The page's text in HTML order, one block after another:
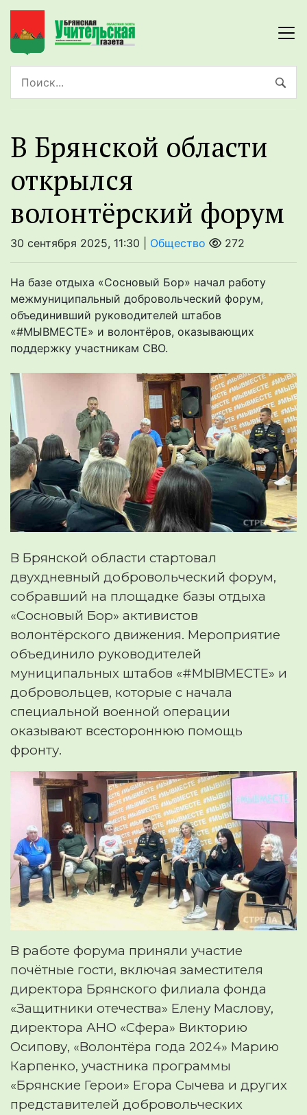
В Брянской области
открылся
волонтёрский форум
30 сентября 2025, 11:30 | Общество 272
На базе отдыха «Сосновый Бор» начал работу
межмуниципальный добровольческий форум,
объединивший руководителей штабов
«#МЫВМЕСТЕ» и волонтёров, оказывающих
поддержку участникам СВО.
В Брянской области стартовал
двухдневный добровольческий форум,
собравший на площадке базы отдыха
«Сосновый Бор» активистов
волонтёрского движения. Мероприятие
объединило руководителей
муниципальных штабов «#МЫВМЕСТЕ» и
добровольцев, которые с начала
специальной военной операции
оказывают всестороннюю помощь
фронту.
В работе форума приняли участие
почётные гости, включая заместителя
директора Брянского филиала фонда
«Защитники отечества» Елену Маслову,
директора АНО «Сфера» Викторию
Осипову, «Волонтёра года 2024» Марию
Карпенко, участника программы
«Брянские Герои» Егора Сычева и других
представителей добровольческих